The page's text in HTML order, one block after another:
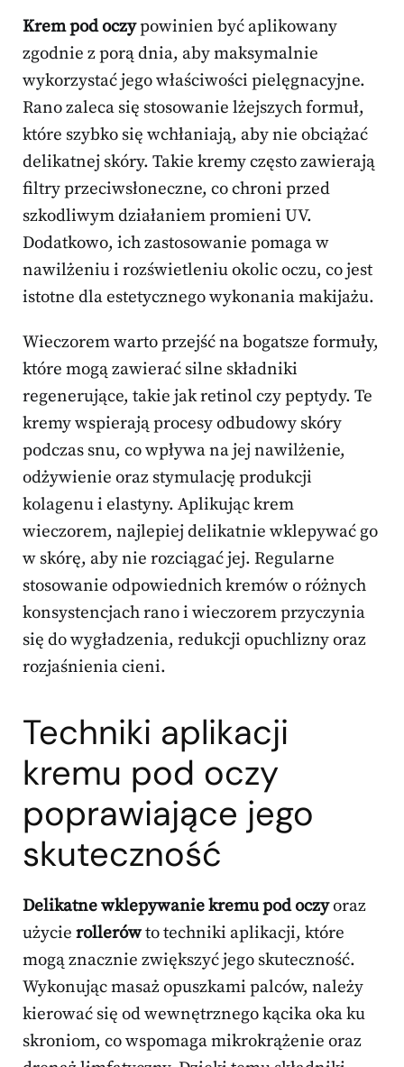
Krem pod oczypowinien być aplikowany
zgodnie z porą dnia, aby maksymalnie
wykorzystać jego właściwości pielęgnacyjne.
Rano zaleca się stosowanie lżejszych formuł,
które szybko się wchłaniają, aby nie obciążać
delikatnej skóry. Takie kremy często zawierają
filtry przeciwsłoneczne, co chroni przed
szkodliwym działaniem promieni UV.
Dodatkowo, ich zastosowanie pomaga w
nawilżeniu i rozświetleniu okolic oczu, co jest
istotne dla estetycznego wykonania makijażu.
Wieczorem warto przejść na bogatsze formuły,
które mogą zawierać silne składniki
regenerujące, takie jak retinol czy peptydy. Te
kremy wspierają procesy odbudowy skóry
podczas snu, co wpływa na jej nawilżenie,
odżywienie oraz stymulację produkcji
kolagenu i elastyny. Aplikując krem
wieczorem, najlepiej delikatnie wklepywać go
w skórę, aby nie rozciągać jej. Regularne
stosowanie odpowiednich kremów o różnych
konsystencjach rano i wieczorem przyczynia
się do wygładzenia, redukcji opuchlizny oraz
rozjaśnienia cieni.
Techniki aplikacji
kremu pod oczy
poprawiające jego
skuteczność
Delikatne wklepywanie kremu pod oczyoraz
użycie rollerówto techniki aplikacji, które
mogą znacznie zwiększyć jego skuteczność.
Wykonując masaż opuszkami palców, należy
kierować się od wewnętrznego kącika oka ku
skroniom, co wspomaga mikrokrążenie oraz